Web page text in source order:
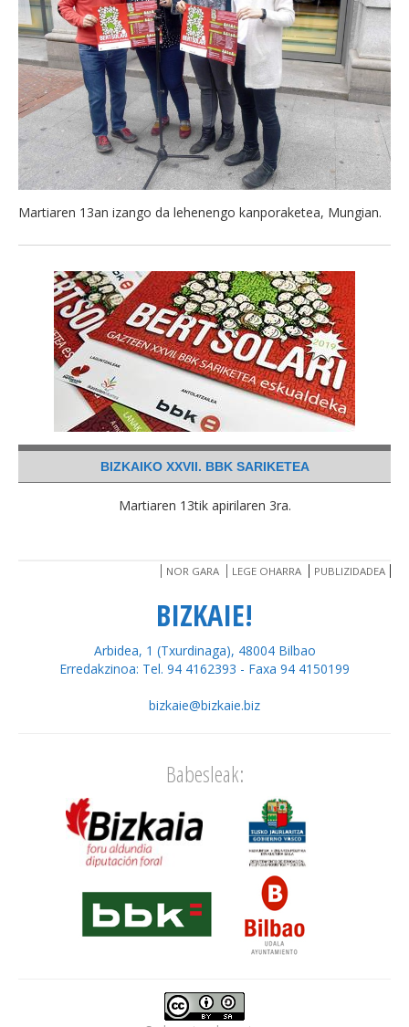
Martiaren 13an izango da lehenengo kanporaketea, Mungian.
BIZKAIKO XXVII. BBK SARIKETEA
Martiaren 13tik apirilaren 3ra.
NOR GARA LEGE OHARRA PUBLIZIDADEA
BIZKAIE!
Arbidea, 1 (Txurdinaga), 48004 Bilbao
Erredakzinoa: Tel. 94 4162393 - Faxa 94 4150199
bizkaie@bizkaie.biz
Babesleak: